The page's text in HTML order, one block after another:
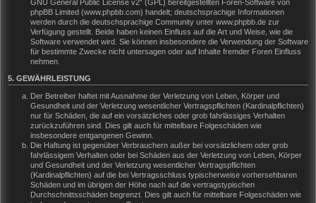
GNU General Public License v2“ (GPL) bereitgestellten Foren-Software von
phpBB Limited (www.phpbb.com) handelt; deutschsprachige Informationen
werden durch die deutschsprachige Community unter www.phpbb.de zur
Verfügung gestellt. Beide haben keinen Einfluss auf die Art und Weise, wie die
Software verwendet wird. Sie können insbesondere die Verwendung der Software
für bestimmte Zwecke nicht untersagen oder auf Inhalte fremder Foren Einfluss
nehmen.
5. GEWÄHRLEISTUNG
Der Betreiber haftet mit Ausnahme der Verletzung von Leben, Körper und
Gesundheit und der Verletzung wesentlicher Vertragspflichten (Kardinalpflichten)
nur für Schäden, die auf ein vorsätzliches oder grob fahrlässiges Verhalten
zurückzuführen sind. Dies gilt auch für mittelbare Folgeschäden wie
insbesondere entgangenen Gewinn.
Die Haftung ist gegenüber Verbrauchern außer bei vorsätzlichem oder grob
fahrlässigem Verhalten oder bei Schäden aus der Verletzung von Leben, Körper
und Gesundheit und der Verletzung wesentlicher Vertragspflichten
(Kardinalpflichten) auf die bei Vertragsschluss typischerweise vorhersehbaren
Schäden und im übrigen der Höhe nach auf die vertragstypischen
Durchschnittsschäden begrenzt. Dies gilt auch für mittelbare Folgeschäden wie